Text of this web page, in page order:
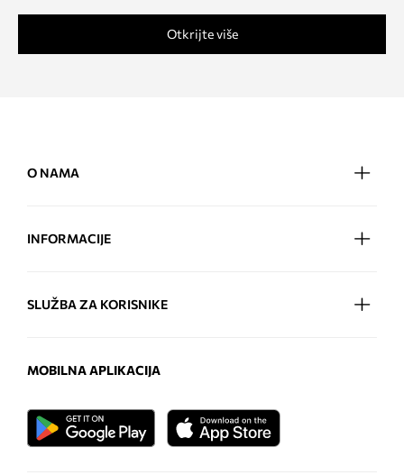
Otkrijte više
O NAMA
INFORMACIJE
SLUŽBA ZA KORISNIKE
MOBILNA APLIKACIJA